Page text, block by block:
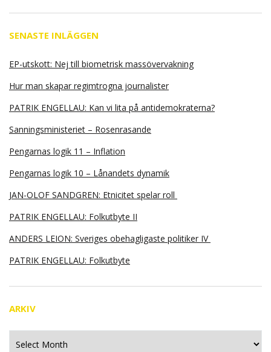
SENASTE INLÄGGEN
EP-utskott: Nej till biometrisk massövervakning
Hur man skapar regimtrogna journalister
PATRIK ENGELLAU: Kan vi lita på antidemokraterna?
Sanningsministeriet – Rosenrasande
Pengarnas logik 11 – Inflation
Pengarnas logik 10 – Lånandets dynamik
JAN-OLOF SANDGREN: Etnicitet spelar roll
PATRIK ENGELLAU: Folkutbyte II
ANDERS LEION: Sveriges obehagligaste politiker IV
PATRIK ENGELLAU: Folkutbyte
ARKIV